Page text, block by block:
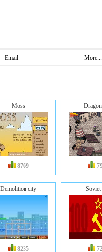
Email More...
Moss
8769
Demolition city
8235
Soviet